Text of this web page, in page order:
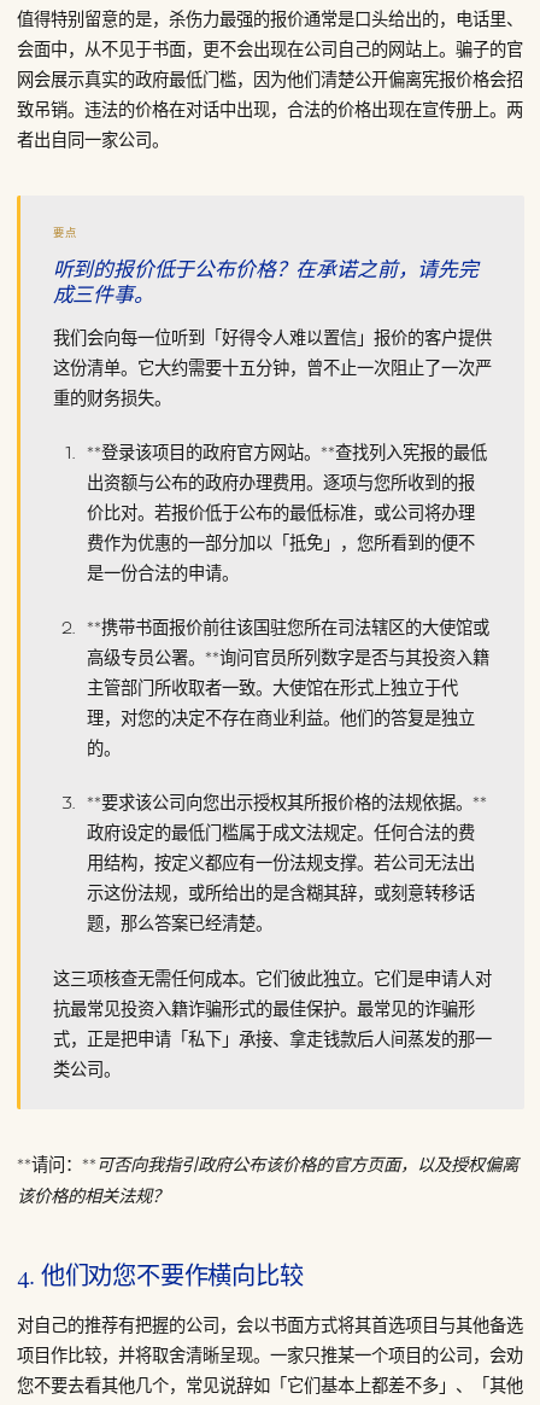
值得特别留意的是，杀伤力最强的报价通常是口头给出的，电话里、
会面中，从不见于书面，更不会出现在公司自己的网站上。骗子的官
网会展示真实的政府最低门槛，因为他们清楚公开偏离宪报价格会招
致吊销。违法的价格在对话中出现，合法的价格出现在宣传册上。两
者出自同一家公司。
要点
听到的报价低于公布价格？在承诺之前，请先完
成三件事。
我们会向每一位听到「好得令人难以置信」报价的客户提供
这份清单。它大约需要十五分钟，曾不止一次阻止了一次严
重的财务损失。
**登录该项目的政府官方网站。**查找列入宪报的最低
出资额与公布的政府办理费用。逐项与您所收到的报
价比对。若报价低于公布的最低标准，或公司将办理
费作为优惠的一部分加以「抵免」，您所看到的便不
是一份合法的申请。
**携带书面报价前往该国驻您所在司法辖区的大使馆或
高级专员公署。**询问官员所列数字是否与其投资入籍
主管部门所收取者一致。大使馆在形式上独立于代
理，对您的决定不存在商业利益。他们的答复是独立
的。
**要求该公司向您出示授权其所报价格的法规依据。**
政府设定的最低门槛属于成文法规定。任何合法的费
用结构，按定义都应有一份法规支撑。若公司无法出
示这份法规，或所给出的是含糊其辞，或刻意转移话
题，那么答案已经清楚。
这三项核查无需任何成本。它们彼此独立。它们是申请人对
抗最常见投资入籍诈骗形式的最佳保护。最常见的诈骗形
式，正是把申请「私下」承接、拿走钱款后人间蒸发的那一
类公司。
**请问：** 可否向我指引政府公布该价格的官方页面，以及授权偏离
该价格的相关法规？
4. 他们劝您不要作横向比较
对自己的推荐有把握的公司，会以书面方式将其首选项目与其他备选
项目作比较，并将取舍清晰呈现。一家只推某一个项目的公司，会劝
您不要去看其他几个，常见说辞如「它们基本上都差不多」、「其他